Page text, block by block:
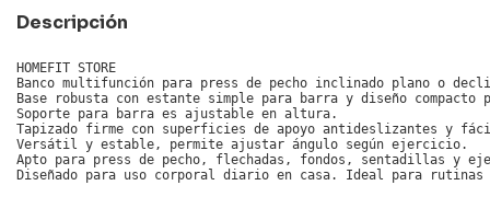
Descripción
HOMEFIT STORE
Banco multifunción para press de pecho inclinado plano o
Base robusta con estante simple para barra y diseño compacto
Soporte para barra es ajustable en altura.
Tapizado firme con superficies de apoyo antideslizantes y
Versátil y estable, permite ajustar ángulo según ejercicio.
Apto para press de pecho, flechadas, fondos, sentadillas y
Diseñado para uso corporal diario en casa. Ideal para rutinas